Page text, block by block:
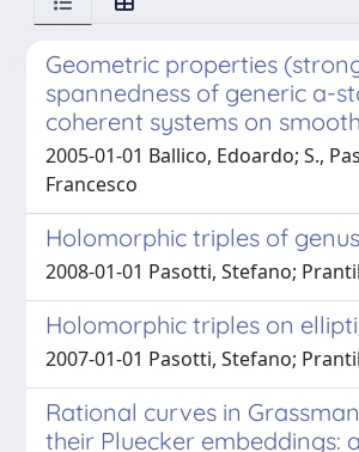
Geometric properties
spannedness of generic a-
coherent systems on
2005-01-01 Ballico, Edoardo; S.,
Francesco
Holomorphic triples of
2008-01-01 Pasotti, Stefano;
Holomorphic triples on
2007-01-01 Pasotti, Stefano;
Rational curves in
their Pluecker embeddings: